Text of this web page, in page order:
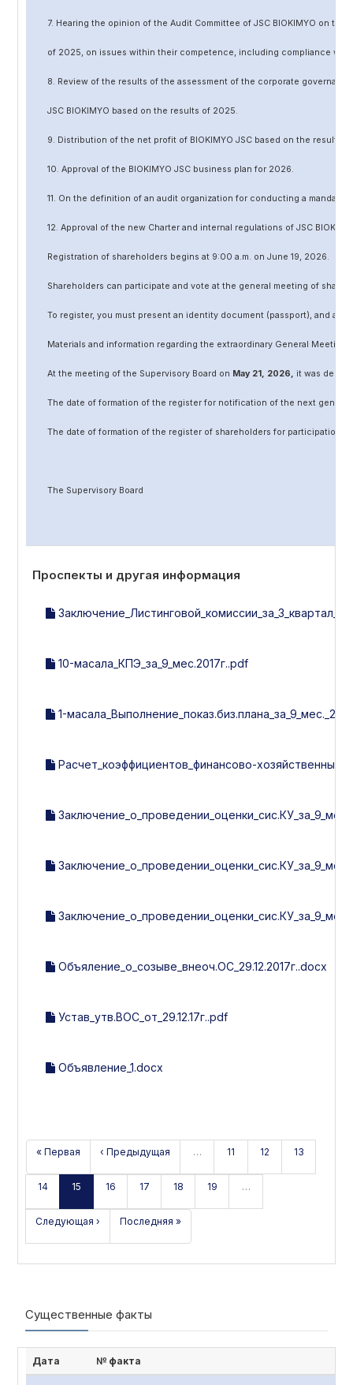
7. Hearing the opinion of the Audit Committee of JSC BIOKIMYO on the
of 2025, on issues within their competence, including compliance
8. Review of the results of the assessment of the corporate
JSC BIOKIMYO based on the results of 2025.
9. Distribution of the net profit of BIOKIMYO JSC based on the results
10. Approval of the BIOKIMYO JSC business plan for 2026.
11. On the definition of an audit organization for conducting a
12. Approval of the new Charter and internal regulations of JSC
Registration of shareholders begins at 9:00 a.m. on June 19, 2026.
Shareholders can participate and vote at the general meeting of
To register, you must present an identity document (passport), and a
Materials and information regarding the extraordinary General
At the meeting of the Supervisory Board on May21, 2026, it was
The date of formation of the register for notification of the next
The date of formation of the register of shareholders for participation
The Supervisory Board
Проспекты и другая информация
10-масала_КПЭ_за_9_мес.2017г..pdf
1-
Расчет_коэффициентов_финансово-
Объяление_о_созыве_внеоч.ОС_29.12.2017г..docx
Устав_утв.ВОС_от_29.12.17г..pdf
Объявление_1.docx
« Первая ‹ Предыдущая … 11 12 13
14 15 16 17 18 19 …
Следующая › Последняя »
Существенные факты
Дата № факта